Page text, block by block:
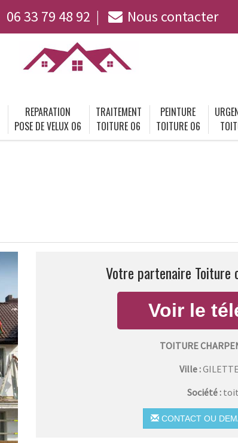
06 33 79 48 92 Nous contacter
REPARATION
POSE DE VELUX 06
TRAITEMENT
TOITURE 06
PEINTURE
TOITURE 06
Votre partenaire Toiture
TOITURE
Ville :GILETTE
Société :
CONTACT OU